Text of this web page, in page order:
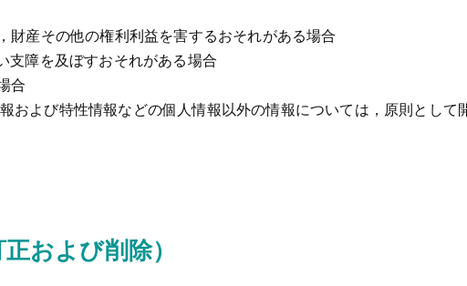
財産その他の権利利益を害するおそれがある場合
支障を及ぼすおそれがある場合
合
および特性情報などの個人情報以外の情報については，原則として
および削除）